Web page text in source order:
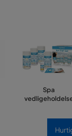
Spa